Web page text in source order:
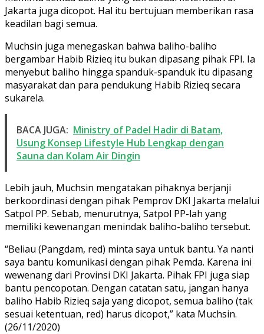
Jakarta juga dicopot. Hal itu bertujuan memberikan rasa
keadilan bagi semua.
Muchsin juga menegaskan bahwa baliho-baliho
bergambar Habib Rizieq itu bukan dipasang pihak FPI. Ia
menyebut baliho hingga spanduk-spanduk itu dipasang
masyarakat dan para pendukung Habib Rizieq secara
sukarela.
BACA JUGA: Ministry of Padel Hadir di Batam,
Usung Konsep Lifestyle Hub Lengkap dengan
Sauna dan Kolam Air Dingin
Lebih jauh, Muchsin mengatakan pihaknya berjanji
berkoordinasi dengan pihak Pemprov DKI Jakarta melalui
Satpol PP. Sebab, menurutnya, Satpol PP-lah yang
memiliki kewenangan menindak baliho-baliho tersebut.
“Beliau (Pangdam, red) minta saya untuk bantu. Ya nanti
saya bantu komunikasi dengan pihak Pemda. Karena ini
wewenang dari Provinsi DKI Jakarta. Pihak FPI juga siap
bantu pencopotan. Dengan catatan satu, jangan hanya
baliho Habib Rizieq saja yang dicopot, semua baliho (tak
sesuai ketentuan, red) harus dicopot,” kata Muchsin.
(26/11/2020)